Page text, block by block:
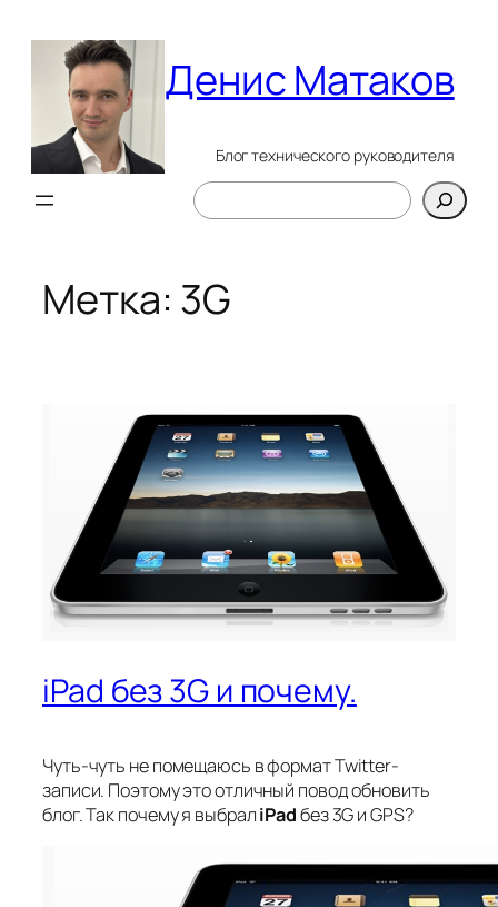
содержимому
Денис Матаков
Блог технического руководителя
Поиск
Метка: 3G
iPad без 3G и почему.
Чуть-чуть не помещаюсь в формат Twitter-
записи. Поэтому это отличный повод обновить
блог. Так почему я выбралiPadбез 3G и GPS?